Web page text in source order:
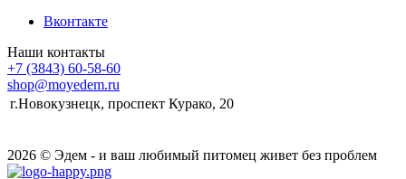
Вконтакте
Наши контакты
+7 (3843) 60-58-60
shop@moyedem.ru
г.Новокузнецк, проспект Курако, 20
2026 © Эдем - и ваш любимый питомец живет без проблем